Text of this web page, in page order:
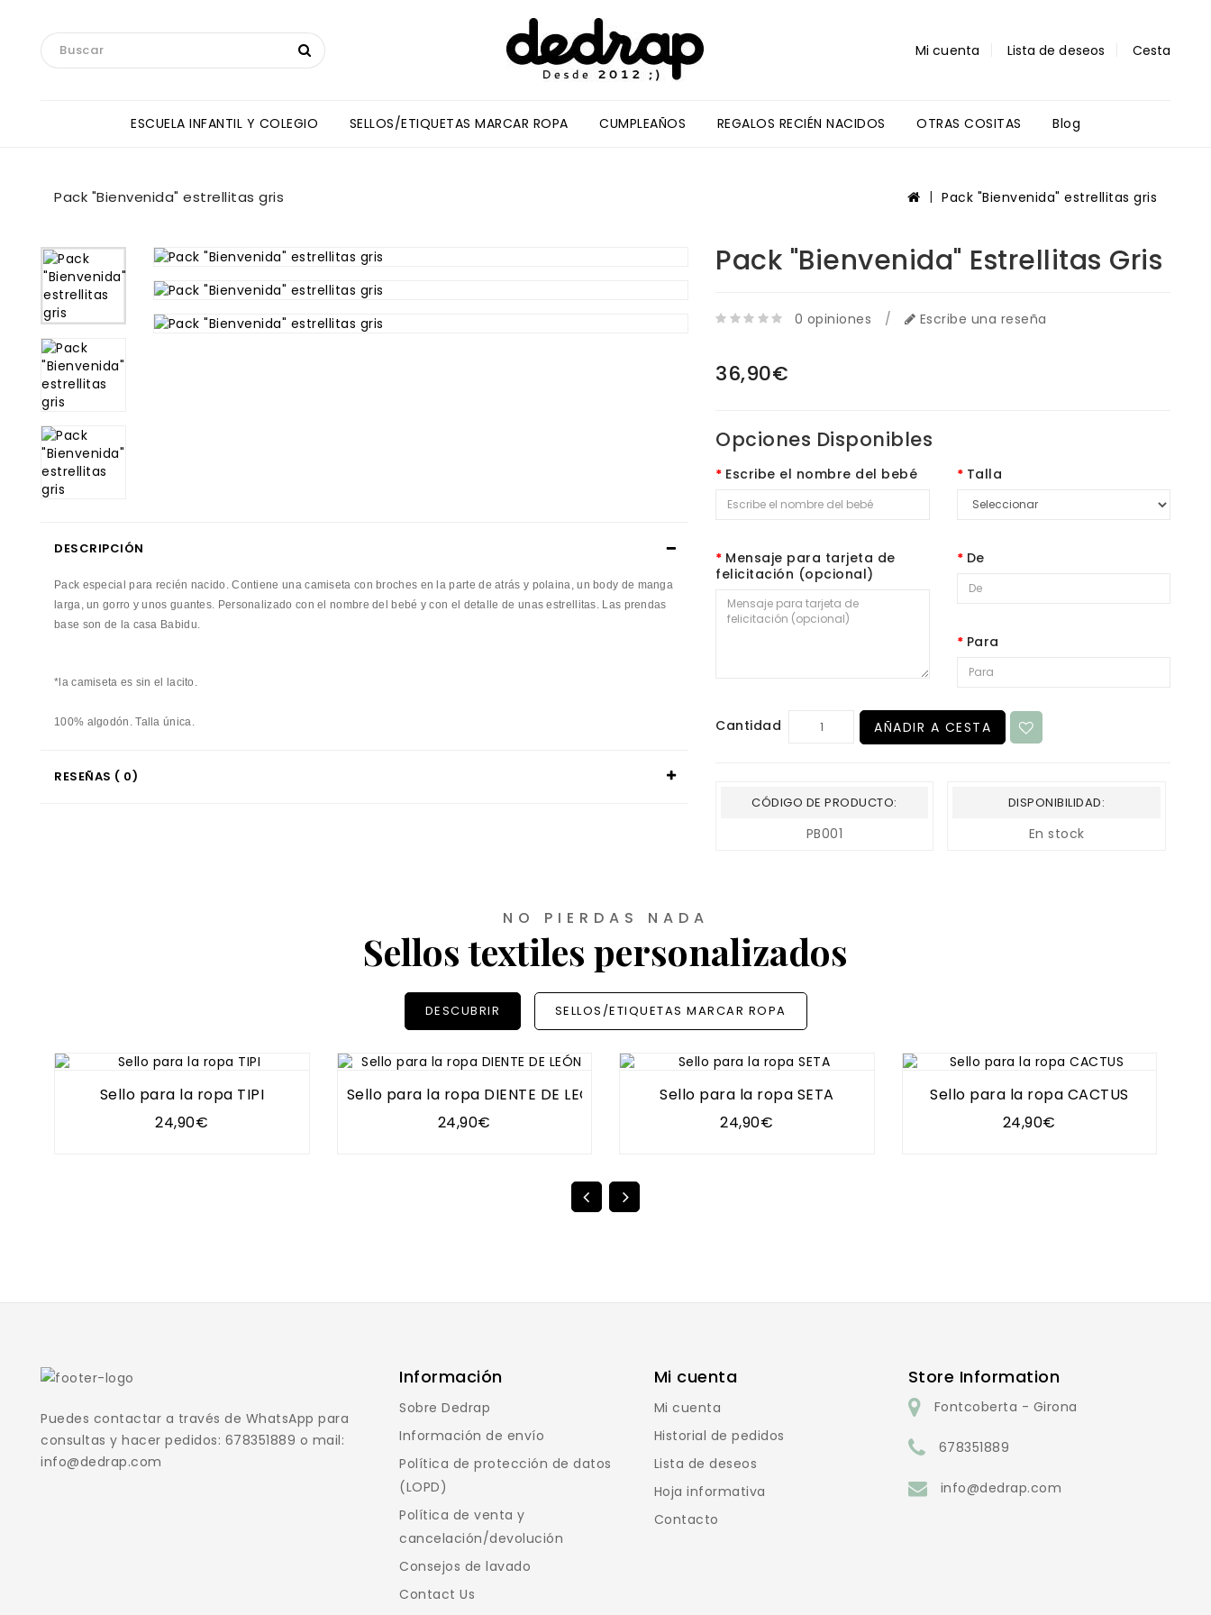
Mi cuenta Lista de deseos Cesta
ESCUELA INFANTIL Y COLEGIO SELLOS/ETIQUETAS MARCAR ROPA CUMPLEAÑOS REGALOS RECIÉN NACIDOS OTRAS COSITAS Blog
Pack "Bienvenida" estrellitas gris Pack "Bienvenida" estrellitas gris
DESCRIPCIÓN
Pack especial para recién nacido . Contiene una camiseta con broches en la parte de atrás y polaina, un body de manga
larga, un gorro y unos guantes. Personalizado con el nombre del bebé y con el detalle de unas estrellitas. Las prendas
base son de la casa Babidu.
*la camiseta es sin el lacito.
100% algodón . Talla única.
RESEÑAS ( 0)
Pack "Bienvenida" Estrellitas Gris
0 opiniones / Escribe una reseña
36,90€
Opciones Disponibles
Escribe el nombre del bebé Talla
Mensaje para tarjeta de
felicitación (opcional)
De
Para
Cantidad AÑADIR A CESTA
CÓDIGO DE PRODUCTO:
PB001
DISPONIBILIDAD:
En stock
NO PIERDAS NADA
Sellos textiles personalizados
DESCUBRIR SELLOS/ETIQUETAS MARCAR ROPA
Sello para la ropa TIPI
24,90€
Sello para la ropa DIENTE DE LEÓN
24,90€
Sello para la ropa SETA
24,90€
Sello para la ropa CACTUS
24,90€
Puedes contactar a través de WhatsApp para
consultas y hacer pedidos: 678351889 o mail:
info@dedrap.com
Información
Sobre Dedrap
Información de envío
Política de protección de datos
(LOPD)
Política de venta y
cancelación/devolución
Consejos de lavado
Contact Us
Mi cuenta
Mi cuenta
Historial de pedidos
Lista de deseos
Hoja informativa
Contacto
Store Information
Fontcoberta - Girona
678351889
info@dedrap.com